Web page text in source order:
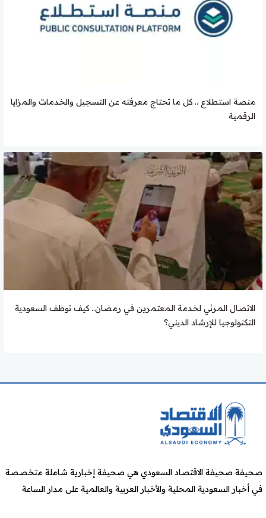
منصة استطلاع .. كل ما تحتاج معرفته عن التسجيل والخدمات والمزايا
الرقمية
الاتصال المرئي لخدمة المعتمرين في رمضان.. كيف توظف السعودية
التكنولوجيا للإرشاد الديني؟
صحيفة صحيفة الاقتصاد السعودي هي صحيفة إخبارية شاملة متخصصة
في أخبار السعودية المحلية والأخبار العربية والعالمية على مدار الساعة